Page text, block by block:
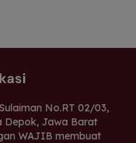
No.RT 02/03,
Depok, Jawa Barat
WAJIB membuat